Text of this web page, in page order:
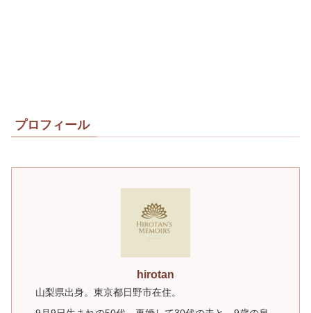
プロフィール
hirotan
山梨県出身。東京都日野市在住。